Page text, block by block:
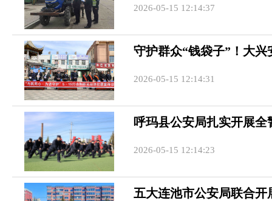
2026-05-15 12:14:37
守护群众“钱袋子”！大兴
2026-05-15 12:14:31
呼玛县公安局扎实开展
2026-05-15 12:14:23
五大连池市公安局联合开